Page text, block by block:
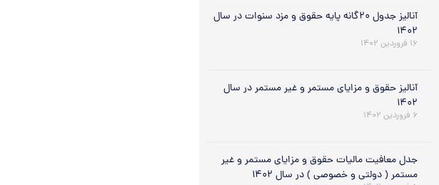
آنالیز جدول ۲۰گانه پایه حقوق و مزد سنوات در سال
۱۴۰۲
۱۶ فروردین ۱۴۰۲
آنالیز حقوق و مزایای مستمر و غیر مستمر در سال
۱۴۰۲
۶ فروردین ۱۴۰۲
جدل معافیت مالیات حقوق و مزایای مستمر و غیر
مستمر ( دولتی و خصوصی ) در سال ۱۴۰۲